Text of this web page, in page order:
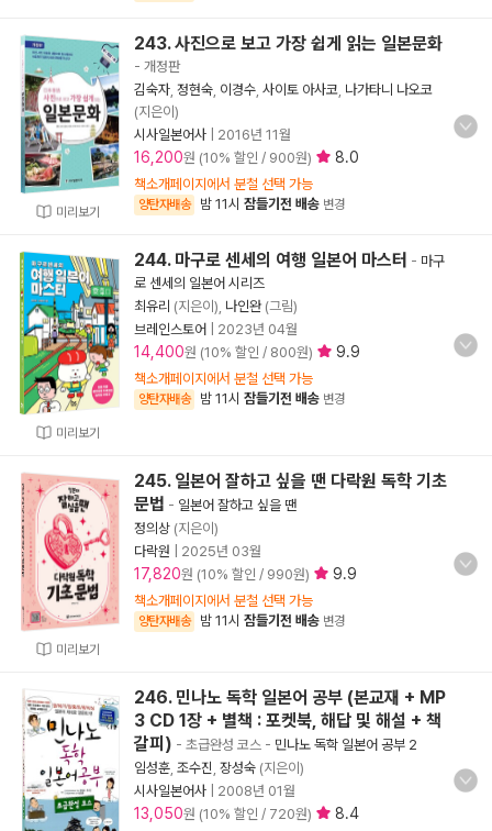
미리보기
243. 사진으로 보고 가장 쉽게 읽는 일본문화
- 개정판
김숙자 정현숙 이경수 사이토 아사코 나가타니 나오코
(지은이)
시사일본어사
2016년 11월
16,200원 (10% 할인 / 900원) 8.0
책소개페이지에서 분철 선택 가능
양탄자배송 밤 11시 잠들기전 배송 변경
미리보기
244. 마구로 센세의 여행 일본어 마스터 - 마구
로 센세의 일본어 시리즈
최유리 (지은이), 나인완(그림)
브레인스토어
2023년 04월
14,400원 (10% 할인 / 800원) 9.9
책소개페이지에서 분철 선택 가능
양탄자배송 밤 11시 잠들기전 배송 변경
미리보기
245. 일본어 잘하고 싶을 땐 다락원 독학 기초
문법 - 일본어 잘하고 싶을 땐
정의상 (지은이)
다락원
2025년 03월
17,820원 (10% 할인 / 990원) 9.9
책소개페이지에서 분철 선택 가능
양탄자배송 밤 11시 잠들기전 배송 변경
246. 민나노 독학 일본어 공부 (본교재 + MP
3 CD 1장 + 별책 : 포켓북, 해답 및 해설 + 책
갈피) - 초급완성 코스 - 민나노 독학 일본어 공부 2
임성훈 조수진 장성숙 (지은이)
시사일본어사
2008년 01월
13,050원 (10% 할인 / 720원) 8.4